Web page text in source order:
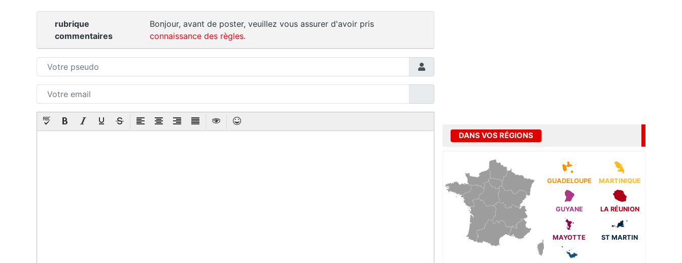
rubrique
commentaires
Bonjour, avant de poster, veuillez vous assurer d'avoir pris
connaissance des règles.
DANS VOS RÉGIONS
GUADELOUPE MARTINIQUE
GUYANE LA RÉUNION
MAYOTTE ST MARTIN